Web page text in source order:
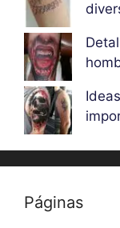
Páginas